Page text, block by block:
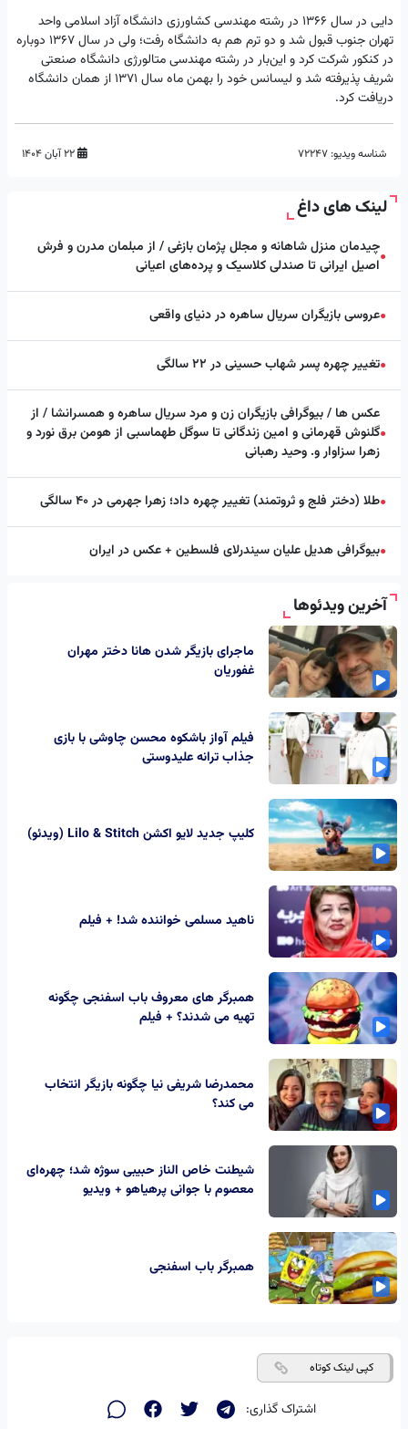
دایی در سال 1366 در رشته مهندسی کشاورزی دانشگاه آزاد اسلامی واحد
تهران جنوب قبول شد و دو ترم هم به دانشگاه رفت؛ ولی در سال 1367 دوباره
در کنکور شرکت کرد و این‌بار در رشته مهندسی متالورژی دانشگاه صنعتی
شریف پذیرفته شد و لیسانس خود را بهمن ماه سال 1371 از همان دانشگاه
دریافت کرد.
شناسه ویدیو:
لینک های داغ
●چیدمان منزل شاهانه و مجلل پژمان بازغی / از مبلمان مدرن و فرش
اصیل ایرانی تا صندلی کلاسیک و پرده‌های اعیانی
●عروسی بازیگران سریال ساهره در دنیای واقعی
●تغییر چهره پسر شهاب حسینی در ۲۲ سالگی
●
عکس ها / بیوگرافی بازیگران زن و مرد سریال ساهره و همسرانشا / از
گلنوش قهرمانی و امین زندگانی تا سوگل طهماسبی از هومن برق نورد و
زهرا سزاوار و. وحید رهبانی
●طلا (دختر فلج و ثروتمند) تغییر چهره داد؛ زهرا جهرمی در ۴۰ سالگی
●بیوگرافی هدیل علیان سیندرلای فلسطین + عکس در ایران
آخرین ویدئوها
ماجرای بازیگر شدن هانا دختر مهران
غفوریان
فیلم آواز باشکوه محسن چاوشی با بازی
جذاب ترانه علیدوستی
کلیپ جدید لایو اکشن Lilo & Stitch (ویدئو)
ناهید مسلمی خواننده شد! + فیلم
همبرگر های معروف باب اسفنجی چگونه
تهیه می شدند؟ + فیلم
محمدرضا شریفی نیا چگونه بازیگر انتخاب
می کند؟
شیطنت خاص الناز حبیبی سوژه شد؛ چهره‌ای
معصوم با جوانی پرهیاهو + ویدیو
همبرگر باب اسفنجی
کپی لینک کوتاه
اشتراک گذاری: